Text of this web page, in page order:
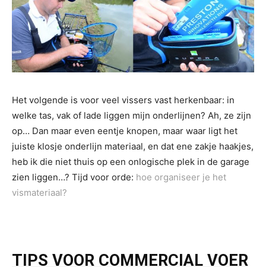
Het volgende is voor veel vissers vast herkenbaar: in
welke tas, vak of lade liggen mijn onderlijnen? Ah, ze zijn
op… Dan maar even eentje knopen, maar waar ligt het
juiste klosje onderlijn materiaal, en dat ene zakje haakjes,
heb ik die niet thuis op een onlogische plek in de garage
zien liggen…? Tijd voor orde: hoe organiseer je het
vismateriaal?
TIPS VOOR COMMERCIAL VOER